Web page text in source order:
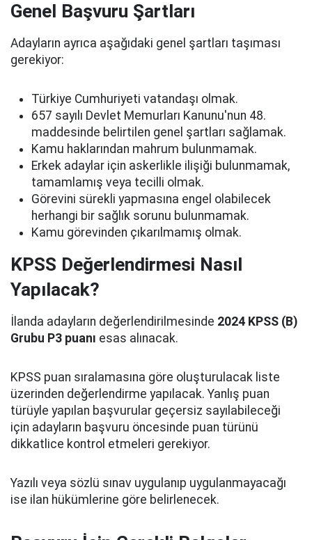
Genel Başvuru Şartları
Adayların ayrıca aşağıdaki genel şartları taşıması
gerekiyor:
Türkiye Cumhuriyeti vatandaşı olmak.
657 sayılı Devlet Memurları Kanunu'nun 48.
maddesinde belirtilen genel şartları sağlamak.
Kamu haklarından mahrum bulunmamak.
Erkek adaylar için askerlikle ilişiği bulunmamak,
tamamlamış veya tecilli olmak.
Görevini sürekli yapmasına engel olabilecek
herhangi bir sağlık sorunu bulunmamak.
Kamu görevinden çıkarılmamış olmak.
KPSS Değerlendirmesi Nasıl
Yapılacak?
İlanda adayların değerlendirilmesinde 2024 KPSS (B)
Grubu P3 puanı esas alınacak.
KPSS puan sıralamasına göre oluşturulacak liste
üzerinden değerlendirme yapılacak. Yanlış puan
türüyle yapılan başvurular geçersiz sayılabileceği
için adayların başvuru öncesinde puan türünü
dikkatlice kontrol etmeleri gerekiyor.
Yazılı veya sözlü sınav uygulanıp uygulanmayacağı
ise ilan hükümlerine göre belirlenecek.